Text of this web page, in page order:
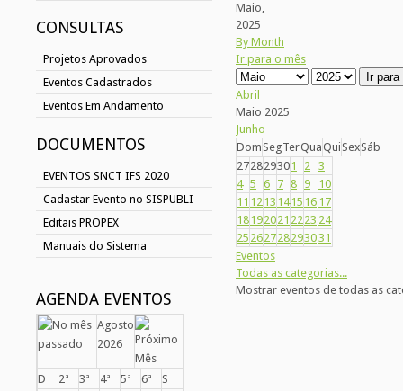
CONSULTAS
Projetos Aprovados
Eventos Cadastrados
Eventos Em Andamento
DOCUMENTOS
EVENTOS SNCT IFS 2020
Cadastar Evento no SISPUBLI
Editais PROPEX
Manuais do Sistema
AGENDA EVENTOS
Agosto
2026
D 2ª 3ª 4ª 5ª 6ª
S
Maio,
2025
By Month
Ir para o mês
Ir
Abril
Maio 2025
Junho
Dom SegTerQuaQui SexSáb
272829301 2 3
4 5 6 7 8 9
10
11 1213 1415 16 17
18192021 2223 24
25 262728293031
Eventos
Todas as categorias...
Mostrar eventos de todas as